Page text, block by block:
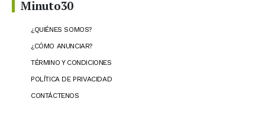
Minuto30
¿QUIÉNES SOMOS?
¿CÓMO ANUNCIAR?
TÉRMINO Y CONDICIONES
POLÍTICA DE PRIVACIDAD
CONTÁCTENOS